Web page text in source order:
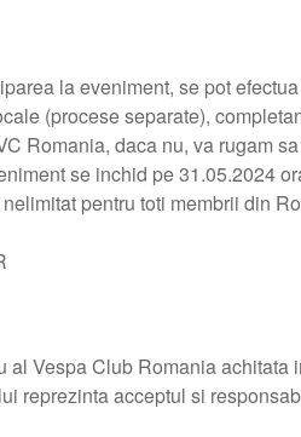
la eveniment, se pot
(procese separate),
Romania, daca nu, va rugam
se inchid pe 31.05.2024
pentru toti membrii din
al Vespa Club Romania achitata
reprezinta acceptul si